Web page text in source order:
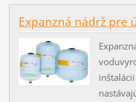
Expanzná nádrž pre